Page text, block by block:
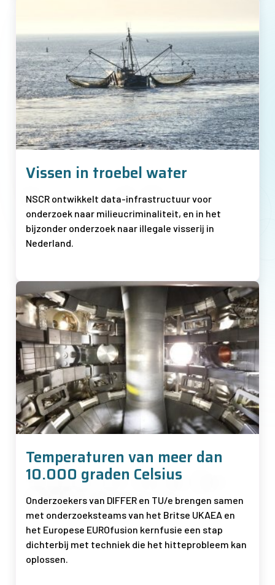
Vissen in troebel water
NSCR ontwikkelt data-infrastructuur voor
onderzoek naar milieucriminaliteit, en in het
bijzonder onderzoek naar illegale visserij in
Nederland.
Temperaturen van meer dan
10.000 graden Celsius
Onderzoekers van DIFFER en TU/e brengen samen
met onderzoeksteams van het Britse UKAEA en
het Europese EUROfusion kernfusie een stap
dichterbij met techniek die het hitteprobleem kan
oplossen.
Afbeelding